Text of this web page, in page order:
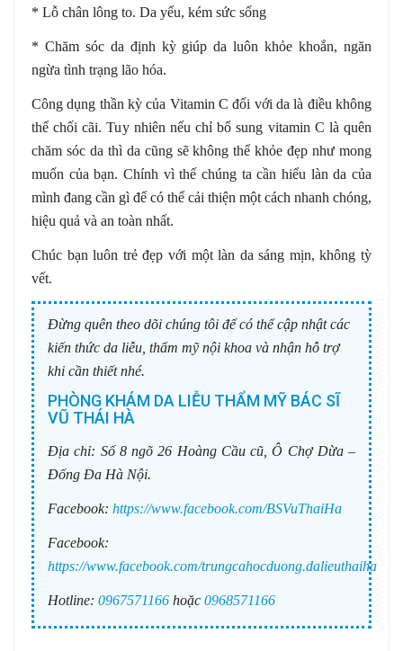
* Lỗ chân lông to. Da yếu, kém sức sống
* Chăm sóc da định kỳ giúp da luôn khỏe khoắn, ngăn
ngừa tình trạng lão hóa.
Công dụng thần kỳ của Vitamin C đối với da là điều không
thể chối cãi. Tuy nhiên nếu chỉ bổ sung vitamin C là quên
chăm sóc da thì da cũng sẽ không thể khỏe đẹp như mong
muốn của bạn. Chính vì thế chúng ta cần hiểu làn da của
mình đang cần gì để có thể cải thiện một cách nhanh chóng,
hiệu quả và an toàn nhất.
Chúc bạn luôn trẻ đẹp với một làn da sáng mịn, không tỳ
vết.
Đừng quên theo dõi chúng tôi để có thể cập nhật các
kiến thức da liễu, thẩm mỹ nội khoa và nhận hỗ trợ
khi cần thiết nhé.
PHÒNG KHÁM DA LIỄU THẨM MỸ BÁC SĨ
VŨ THÁI HÀ
Địa chỉ: Số 8 ngõ 26 Hoàng Cầu cũ, Ô Chợ Dừa –
Đống Đa Hà Nội.
Facebook: https://www.facebook.com/BSVuThaiHa
Facebook:
https://www.facebook.com/trungcahocduong.dalieuthaiha
Hotline: 0967571166 hoặc 0968571166